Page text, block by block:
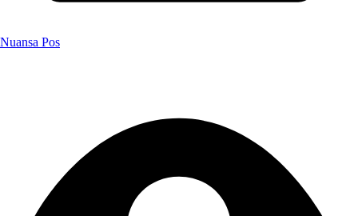
Nuansa Pos